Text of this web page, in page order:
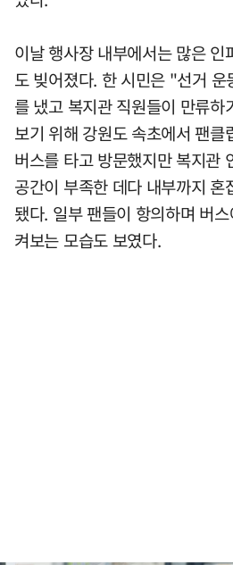
이날 행사장 내부에서는 많은
도 빚어졌다. 한 시민은 "선거
를 냈고 복지관 직원들이 만류
보기 위해 강원도 속초에서 팬
버스를 타고 방문했지만 복지관
공간이 부족한 데다 내부까지
됐다. 일부 팬들이 항의하며 버
켜보는 모습도 보였다.